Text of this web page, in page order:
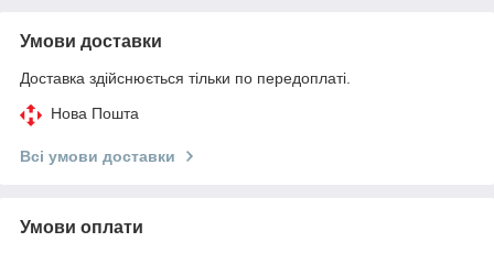
Умови доставки
Доставка здійснюється тільки по передоплаті.
Нова Пошта
Всі умови доставки
Умови оплати